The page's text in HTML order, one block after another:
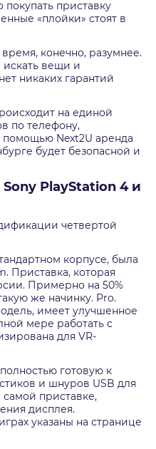
приставку
«плойки» стоят в
конечно, разумнее.
искать вещи и
никаких гарантий
на единой
по телефону,
Next2U аренда
будет безопасной и
PlayStation 4 и
четвертой
корпусе, была
Приставка, которая
Примерно на 50%
же начинку. Pro.
имеет улучшенное
мере работать с
для VR-
готовую к
и шнуров USB для
приставке,
дисплея.
указаны на странице